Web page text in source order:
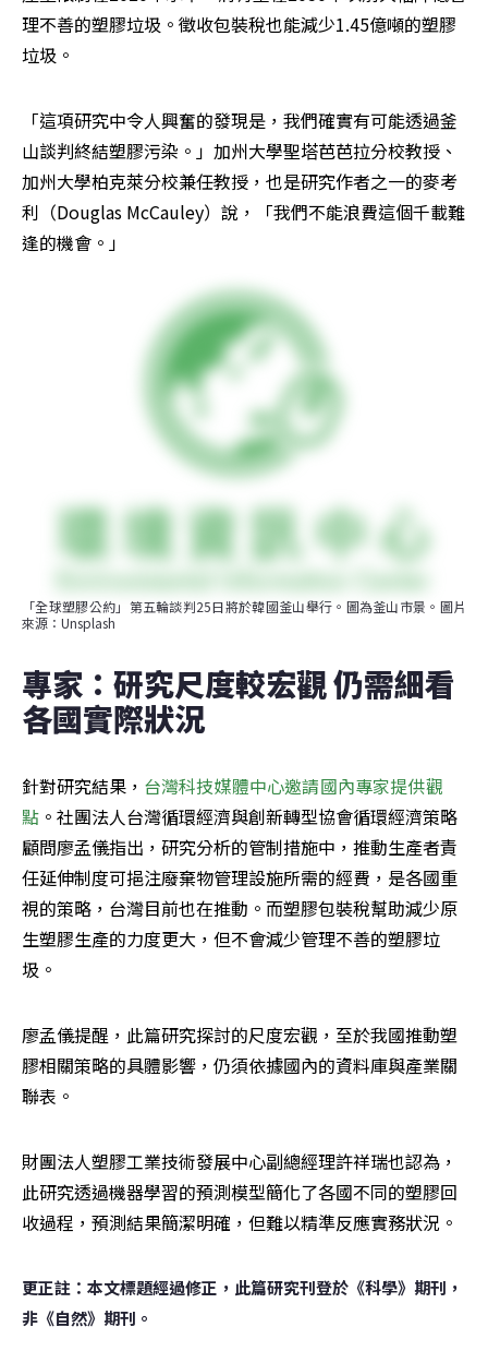
理不善的塑膠垃圾。徵收包裝稅也能減少1.45億噸的塑膠
垃圾。
「這項研究中令人興奮的發現是，我們確實有可能透過釜
山談判終結塑膠污染。」加州大學聖塔芭芭拉分校教授、
加州大學柏克萊分校兼任教授，也是研究作者之一的麥考
利（Douglas McCauley）說，「我們不能浪費這個千載難
逢的機會。」
「全球塑膠公約」第五輪談判25日將於韓國釜山舉行。圖為釜山市景。圖片
來源：Unsplash
專家：研究尺度較宏觀 仍需細看
各國實際狀況
針對研究結果， 台灣科技媒體中心邀請國內專家提供觀
點 。社團法人台灣循環經濟與創新轉型協會循環經濟策略
顧問廖孟儀指出，研究分析的管制措施中，推動生產者責
任延伸制度可挹注廢棄物管理設施所需的經費，是各國重
視的策略，台灣目前也在推動。而塑膠包裝稅幫助減少原
生塑膠生產的力度更大，但不會減少管理不善的塑膠垃
圾。
廖孟儀提醒，此篇研究探討的尺度宏觀，至於我國推動塑
膠相關策略的具體影響，仍須依據國內的資料庫與產業關
聯表。
財團法人塑膠工業技術發展中心副總經理許祥瑞也認為，
此研究透過機器學習的預測模型簡化了各國不同的塑膠回
收過程，預測結果簡潔明確，但難以精準反應實務狀況。
更正註：本文標題經過修正，此篇研究刊登於《科學》期刊，
非《自然》期刊。